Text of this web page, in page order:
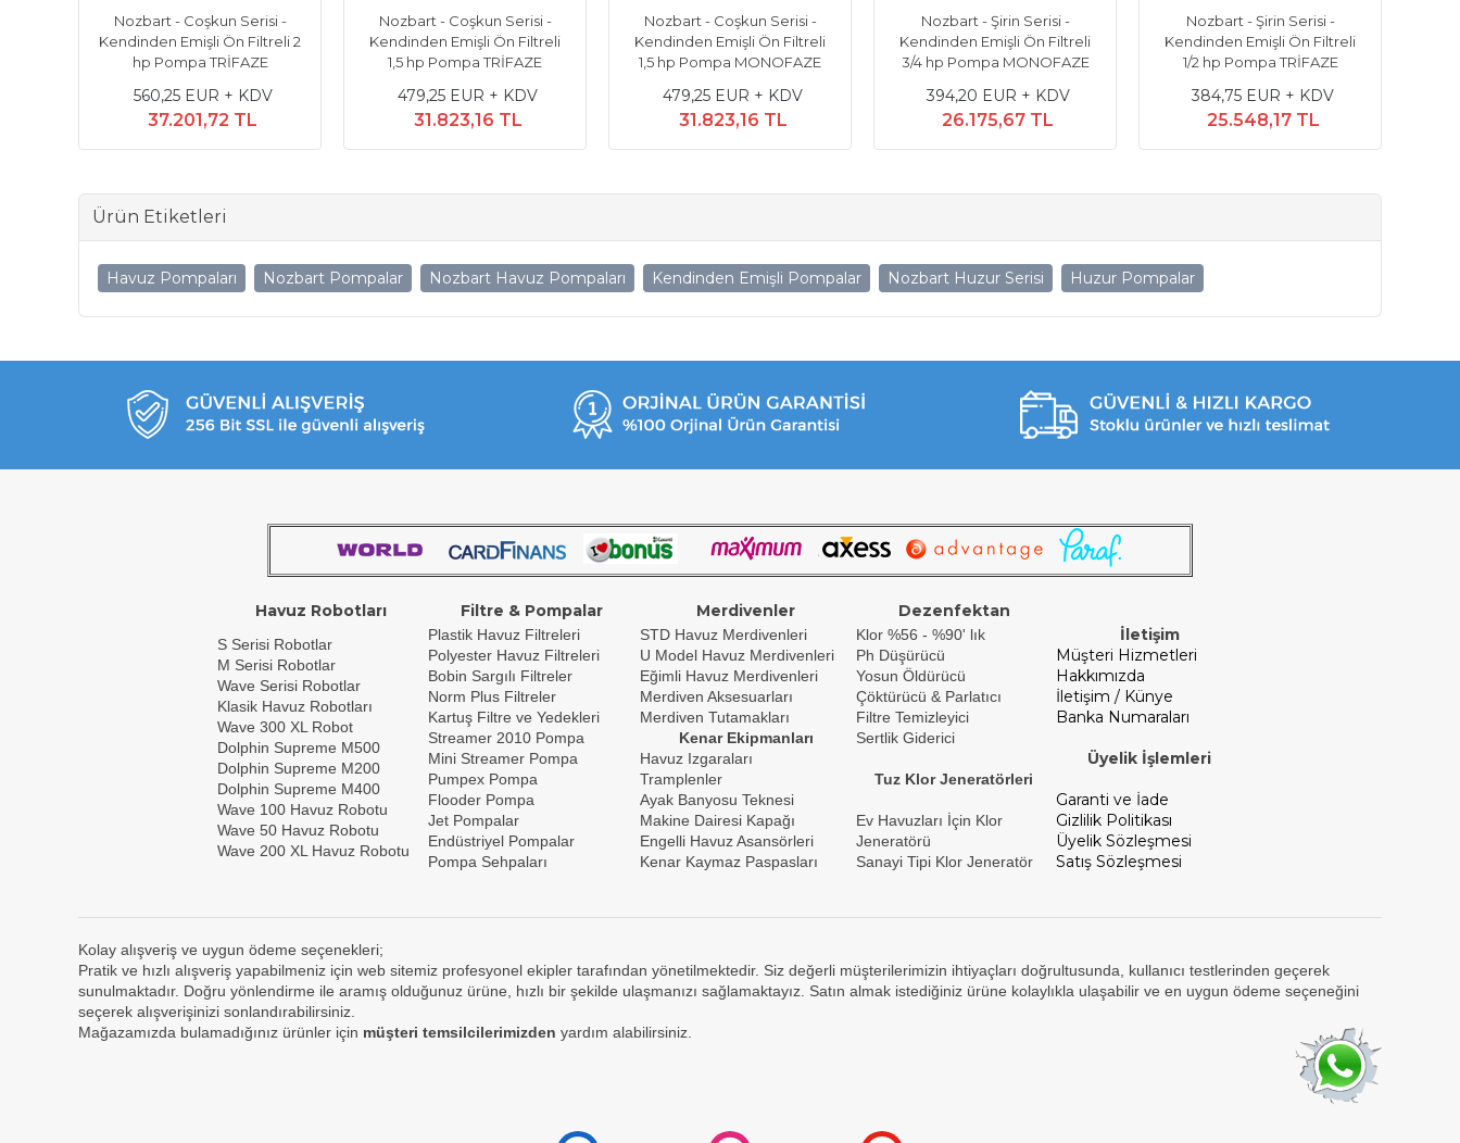
Nozbart - Coşkun Serisi -
Kendinden Emişli Ön Filtreli 2
hp Pompa TRİFAZE
560,25 EUR + KDV
37.201,72 TL
Nozbart - Coşkun Serisi -
Kendinden Emişli Ön Filtreli
1,5 hp Pompa TRİFAZE
479,25 EUR + KDV
31.823,16 TL
Nozbart - Coşkun Serisi -
Kendinden Emişli Ön Filtreli
1,5 hp Pompa MONOFAZE
479,25 EUR + KDV
31.823,16 TL
Nozbart - Şirin Serisi -
Kendinden Emişli Ön Filtreli
3/4 hp Pompa MONOFAZE
394,20 EUR + KDV
26.175,67 TL
Nozbart - Şirin Serisi -
Kendinden Emişli Ön Filtreli
1/2 hp Pompa TRİFAZE
384,75 EUR + KDV
25.548,17 TL
Ürün Etiketleri
Havuz Pompaları Nozbart Pompalar Nozbart Havuz Pompaları Kendinden Emişli Pompalar Nozbart Huzur Serisi Huzur Pompalar
Havuz Robotları Filtre & Pompalar Merdivenler Dezenfektan
S Serisi Robotlar
M Serisi Robotlar
Wave Serisi Robotlar
Klasik Havuz Robotları
Wave 300 XL Robot
Dolphin Supreme M500
Dolphin Supreme M200
Dolphin Supreme M400
Wave 100 Havuz Robotu
Wave 50 Havuz Robotu
Wave 200 XL Havuz Robotu
Plastik Havuz Filtreleri
Polyester Havuz Filtreleri
Bobin Sargılı Filtreler
Norm Plus Filtreler
Kartuş Filtre ve Yedekleri
Streamer 2010 Pompa
Mini Streamer Pompa
Pumpex Pompa
Flooder Pompa
Jet Pompalar
Endüstriyel Pompalar
Pompa Sehpaları
STD Havuz Merdivenleri
U Model Havuz Merdivenleri
Eğimli Havuz Merdivenleri
Merdiven Aksesuarları
Merdiven Tutamakları
Kenar Ekipmanları
Havuz Izgaraları
Tramplenler
Ayak Banyosu Teknesi
Makine Dairesi Kapağı
Engelli Havuz Asansörleri
Kenar Kaymaz Paspasları
Klor %56 - %90' lık
Ph Düşürücü
Yosun Öldürücü
Çöktürücü & Parlatıcı
Filtre Temizleyici
Sertlik Giderici
Tuz Klor Jeneratörleri
Ev Havuzları İçin Klor
Jeneratörü
Sanayi Tipi Klor Jeneratör
İletişim
Müşteri Hizmetleri
Hakkımızda
İletişim / Künye
Banka Numaraları
Üyelik İşlemleri
Garanti ve İade
Gizlilik Politikası
Üyelik Sözleşmesi
Satış Sözleşmesi
Kolay alışveriş ve uygun ödeme seçenekleri;
Pratik ve hızlı alışveriş yapabilmeniz için web sitemiz profesyonel ekipler tarafından yönetilmektedir. Siz değerli müşterilerimizin ihtiyaçları doğrultusunda, kullanıcı testlerinden geçerek
sunulmaktadır. Doğru yönlendirme ile aramış olduğunuz ürüne, hızlı bir şekilde ulaşmanızı sağlamaktayız. Satın almak istediğiniz ürüne kolaylıkla ulaşabilir ve en uygun ödeme seçeneğini
seçerek alışverişinizi sonlandırabilirsiniz.
Mağazamızda bulamadığınız ürünler için müşteri temsilcilerimizden yardım alabilirsiniz.